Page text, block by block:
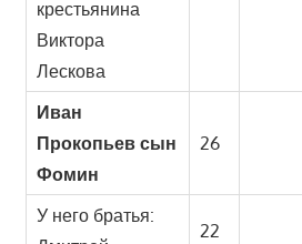
крестьянина
Виктора
Лескова
Иван
Прокопьев сын
Фомин
26
У него братья:
22